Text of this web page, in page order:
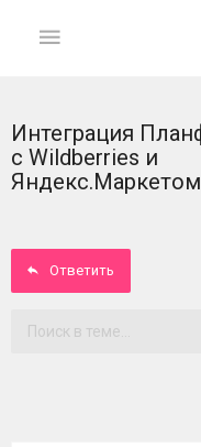
ГЛАВНАЯ
На
Вход
ФОРУМ
Интеграция
с Wildberries и
Яндекс.Маркетом
Ответить